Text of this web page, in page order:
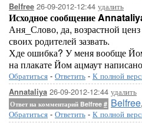
Belfree 26-09-2012-12:44 удалить
Исходное сообщение
Аня_Слово, да, возрастной
своих родителей зазвать.
Хде ошибка? У меня вообще
на плакате Йом ацмаут
Обратиться - Ответить - К полной
Annataliya 26-09-2012-12:44 удалить
Ответ на комментарий Belfree # Belfree
Обратиться - Ответить - К полной